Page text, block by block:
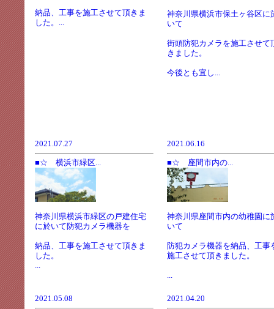
納品、工事を施工させて頂きま
した。...
神奈川県横浜市保土ヶ谷区に
いて
街頭防犯カメラを施工させて
きました。
今後とも宜し...
2021.07.27
■☆ 横浜市緑区...
神奈川県横浜市緑区の戸建住宅
に於いて防犯カメラ機器を
納品、工事を施工させて頂きま
した。
...
2021.06.16
■☆ 座間市内の...
神奈川県座間市内の幼稚園に
いて
防犯カメラ機器を納品、工事
施工させて頂きました。
...
2021.05.08 2021.04.20